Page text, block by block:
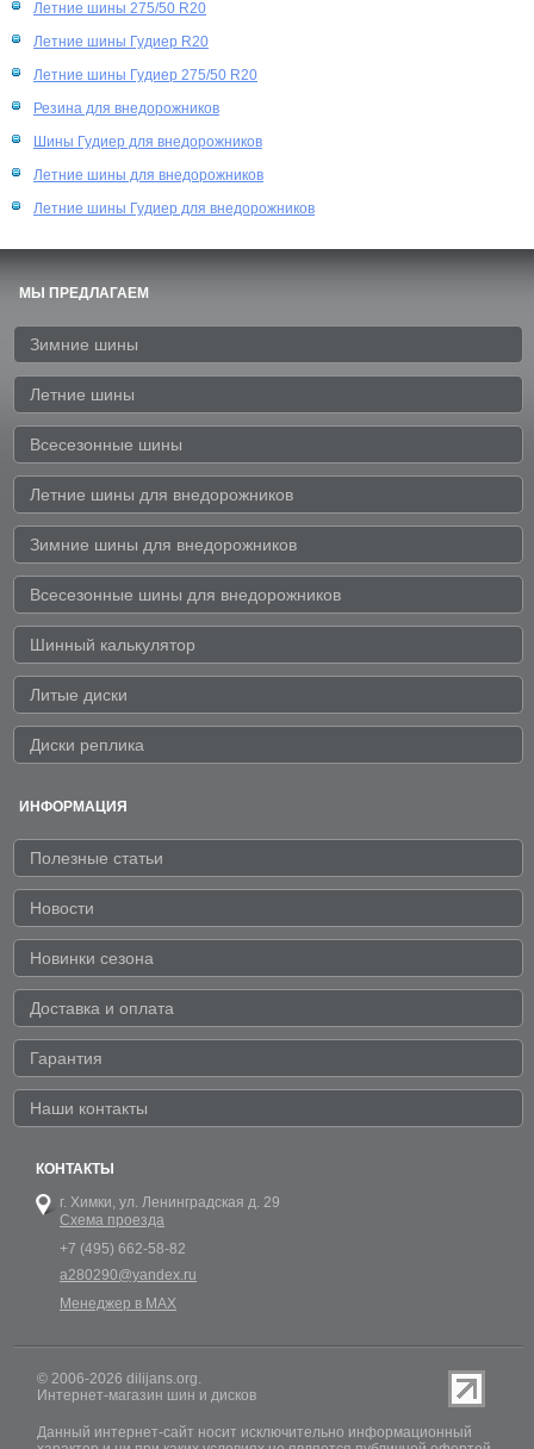
Летние шины 275/50 R20
Летние шины Гудиер R20
Летние шины Гудиер 275/50 R20
Резина для внедорожников
Шины Гудиер для внедорожников
Летние шины для внедорожников
Летние шины Гудиер для внедорожников
МЫ ПРЕДЛАГАЕМ
Зимние шины
Летние шины
Всесезонные шины
Летние шины для внедорожников
Зимние шины для внедорожников
Всесезонные шины для внедорожников
Шинный калькулятор
Литые диски
Диски реплика
ИНФОРМАЦИЯ
Полезные статьи
Новости
Новинки сезона
Доставка и оплата
Гарантия
Наши контакты
КОНТАКТЫ
г. Химки, ул. Ленинградская д. 29
Схема проезда
+7 (495) 662-58-82
a280290@yandex.ru
Менеджер в MAX
© 2006-2026 dilijans.org.
Интернет-магазин шин и дисков
Данный интернет-сайт носит исключительно информационный